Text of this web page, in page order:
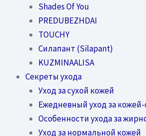
Shades Of You
PREDUBEZHDAI
TOUCHY
Силапант (Silapant)
KUZMINAALISA
Секреты ухода
Уход за сухой кожей
Ежедневный уход за
Особенности ухода за
Уход за нормальной кожей